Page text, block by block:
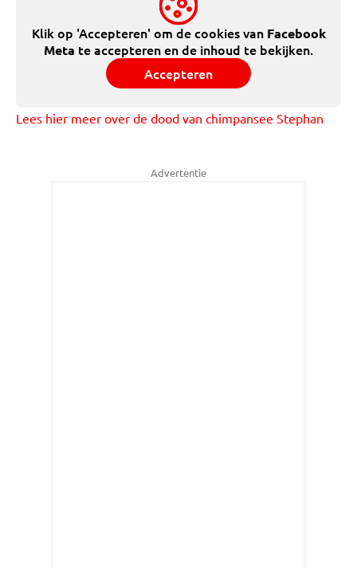
Klik op 'Accepteren' om de cookies van Facebook
Meta te accepteren en de inhoud te bekijken.
Accepteren
Lees hier meer over de dood van chimpansee Stephan
Advertentie